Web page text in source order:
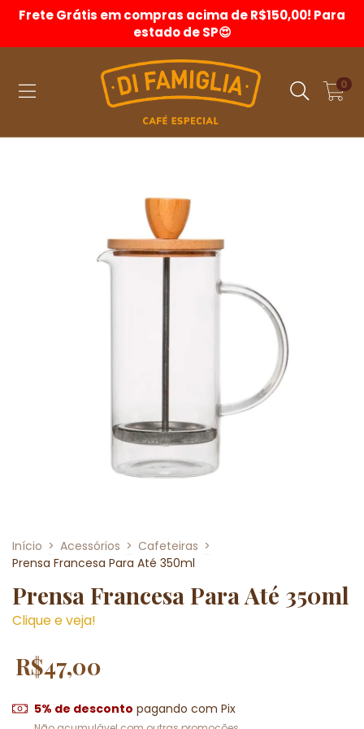
Frete Grátis em compras acima de R$150,00! Para
estado de SP😍
0
Início > Acessórios > Cafeteiras >
Prensa Francesa Para Até 350ml
Prensa Francesa Para Até 350ml
Clique e veja!
R$47,00
5% de desconto pagando com Pix